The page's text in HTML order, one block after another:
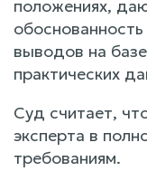
положениях,
выводов на
практических
Суд считает,
эксперта в
требованиям.